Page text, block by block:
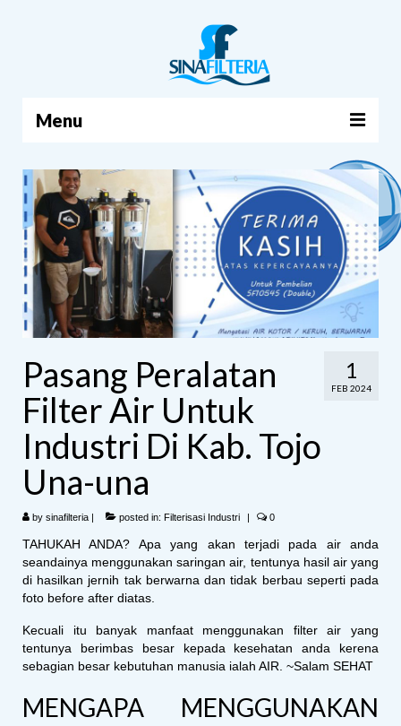
Menu
BERANDA
PRODUK
TENTANG KAMI
ARTIKEL
HUBUNGI KAMI
1
FEB 2024
Pasang Peralatan
Filter Air Untuk
Industri Di Kab. Tojo
Una-una
by sinafilteria | posted in: Filterisasi Industri | 0
TAHUKAH ANDA? Apa yang akan terjadi pada air anda
seandainya menggunakan saringan air, tentunya hasil air yang
di hasilkan jernih tak berwarna dan tidak berbau seperti pada
foto before after diatas.
Kecuali itu banyak manfaat menggunakan filter air yang
tentunya berimbas besar kepada kesehatan anda kerena
sebagian besar kebutuhan manusia ialah AIR. ~Salam SEHAT
MENGAPA MENGGUNAKAN